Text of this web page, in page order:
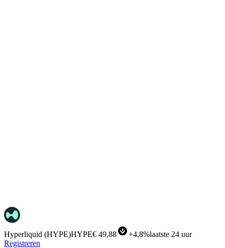
Hyperliquid (HYPE)HYPE€ 49,88 +4,8%laatste 24 uur
Registreren